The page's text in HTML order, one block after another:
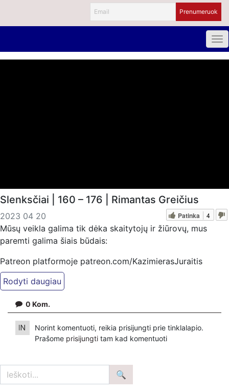
Slenksčiai | 160 – 176 | Rimantas Greičius
2023 04 20 Patinka 4
Mūsų veikla galima tik dėka skaitytojų ir žiūrovų, mus
paremti galima šiais būdais:
Patreon platformoje patreon.com/KazimierasJuraitis
Tiesiogiai pervedant per PayPal paypal.me/PressJazzTV
IBAN Sąskaita - BE92 9741 1390 8123
Bankas MONESE, SWIFT (BIC) kodas PESOBEB1
0 Kom.
Norint komentuoti, reikia prisijungti prie tinklalapio.
Prašome prisijungti tam kad komentuoti